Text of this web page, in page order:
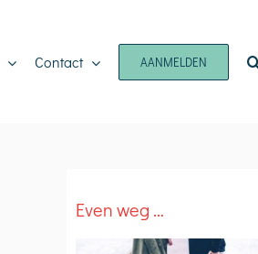
Contact AANMELDEN
Even weg …